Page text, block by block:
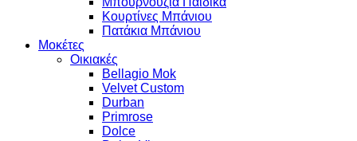
Κουρτίνες Μπάνιου
Πατάκια Μπάνιου
Μοκέτες
Οικιακές
Bellagio Mok
Velvet Custom
Durban
Primrose
Dolce